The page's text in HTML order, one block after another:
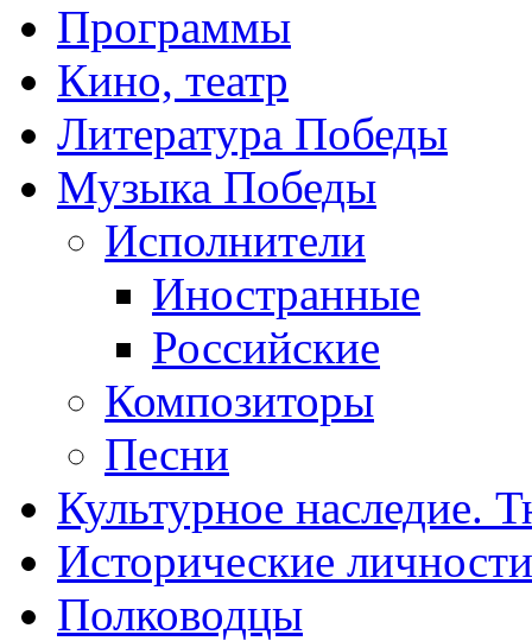
Программы
Кино, театр
Литература Победы
Музыка Победы
Исполнители
Иностранные
Российские
Композиторы
Песни
Культурное наследие.
Исторические личности
Полководцы